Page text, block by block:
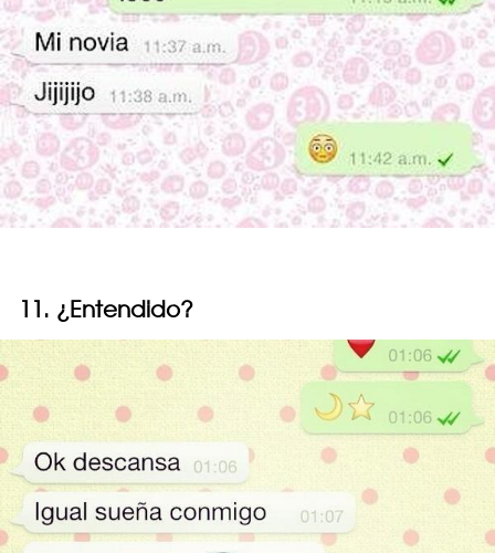
11. ¿Entendido?